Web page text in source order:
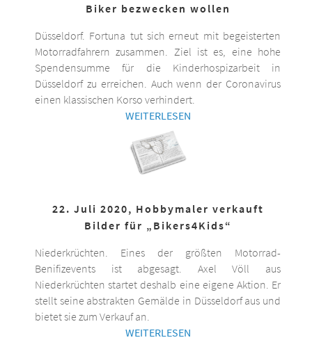
Biker bezwecken wollen
Düsseldorf. Fortuna tut sich erneut mit begeisterten
Motorradfahrern zusammen. Ziel ist es, eine hohe
Spendensumme für die Kinderhospizarbeit in
Düsseldorf zu erreichen. Auch wenn der Coronavirus
einen klassischen Korso verhindert.
WEITERLESEN
22. Juli 2020, Hobbymaler verkauft
Bilder für „Bikers4Kids“
Niederkrüchten. Eines der größten Motorrad-
Benifizevents ist abgesagt. Axel Völl aus
Niederkrüchten startet deshalb eine eigene Aktion. Er
stellt seine abstrakten Gemälde in Düsseldorf aus und
bietet sie zum Verkauf an.
WEITERLESEN